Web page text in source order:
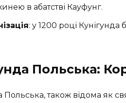
в абатстві Кауфунг.
: у 1200 році Кунігунда
Польська:
Польська, також відома як